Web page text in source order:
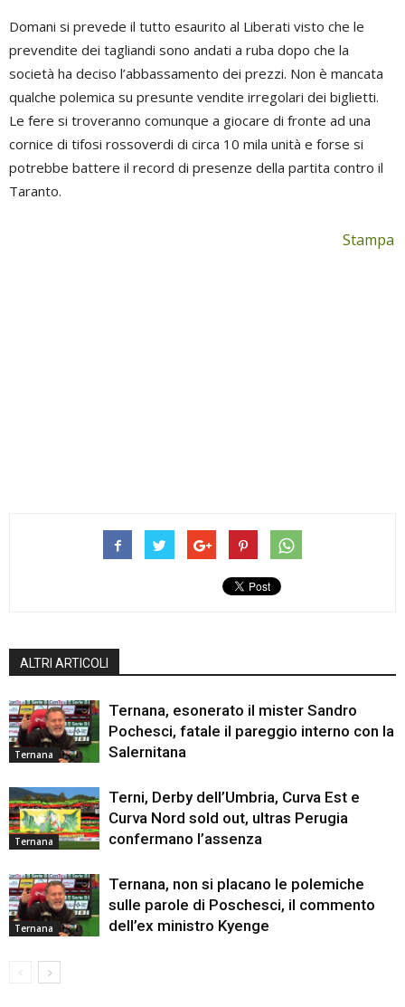
Domani si prevede il tutto esaurito al Liberati visto che le
prevendite dei tagliandi sono andati a ruba dopo che la
società ha deciso l’abbassamento dei prezzi. Non è mancata
qualche polemica su presunte vendite irregolari dei biglietti.
Le fere si troveranno comunque a giocare di fronte ad una
cornice di tifosi rossoverdi di circa 10 mila unità e forse si
potrebbe battere il record di presenze della partita contro il
Taranto.
Stampa
ALTRI ARTICOLI
Ternana
Ternana, esonerato il mister Sandro
Pochesci, fatale il pareggio interno con la
Salernitana
Ternana
Terni, Derby dell’Umbria, Curva Est e
Curva Nord sold out, ultras Perugia
confermano l’assenza
Ternana
Ternana, non si placano le polemiche
sulle parole di Poschesci, il commento
dell’ex ministro Kyenge